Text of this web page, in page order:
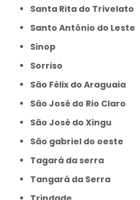
Santa Rita do Trivelato
Santo Antônio do Leste
Sinop
Sorriso
São Félix do Araguaia
São José do Rio Claro
São José do Xingu
São gabriel do oeste
Tagará da serra
Tangará da Serra